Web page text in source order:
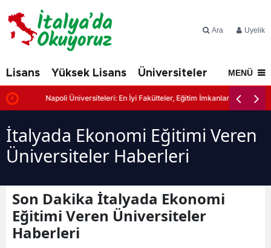
Ara Üyelik
Lisans Yüksek Lisans Üniversiteler İtalya'da
MENÜ
Napoli Üniversiteleri: En İyi Fakülteler, Eğitim İmkanları ve Başvuru
İtalyada Ekonomi Eğitimi Veren
Üniversiteler Haberleri
Son Dakika İtalyada Ekonomi
Eğitimi Veren Üniversiteler
Haberleri